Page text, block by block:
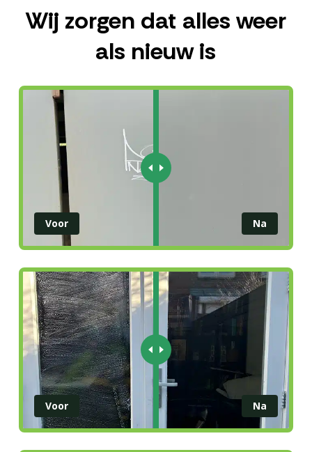
Wij zorgen dat alles weer
als nieuw is